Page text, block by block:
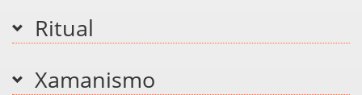
Ritual
Xamanismo